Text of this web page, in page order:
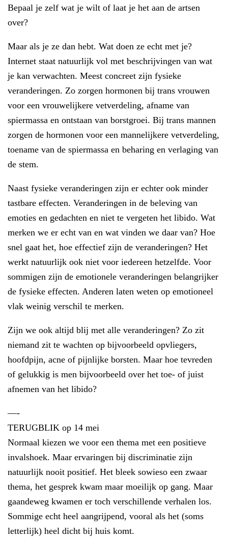
Bepaal je zelf wat je wilt of laat je het aan de artsen
over?
Maar als je ze dan hebt. Wat doen ze echt met je?
Internet staat natuurlijk vol met beschrijvingen van wat
je kan verwachten. Meest concreet zijn fysieke
veranderingen. Zo zorgen hormonen bij trans vrouwen
voor een vrouwelijkere vetverdeling, afname van
spiermassa en ontstaan van borstgroei. Bij trans mannen
zorgen de hormonen voor een mannelijkere vetverdeling,
toename van de spiermassa en beharing en verlaging van
de stem.
Naast fysieke veranderingen zijn er echter ook minder
tastbare effecten. Veranderingen in de beleving van
emoties en gedachten en niet te vergeten het libido. Wat
merken we er echt van en wat vinden we daar van? Hoe
snel gaat het, hoe effectief zijn de veranderingen? Het
werkt natuurlijk ook niet voor iedereen hetzelfde. Voor
sommigen zijn de emotionele veranderingen belangrijker
de fysieke effecten. Anderen laten weten op emotioneel
vlak weinig verschil te merken.
Zijn we ook altijd blij met alle veranderingen? Zo zit
niemand zit te wachten op bijvoorbeeld opvliegers,
hoofdpijn, acne of pijnlijke borsten. Maar hoe tevreden
of gelukkig is men bijvoorbeeld over het toe- of juist
afnemen van het libido?
—-
TERUGBLIK op 14 mei
Normaal kiezen we voor een thema met een positieve
invalshoek. Maar ervaringen bij discriminatie zijn
natuurlijk nooit positief. Het bleek sowieso een zwaar
thema, het gesprek kwam maar moeilijk op gang. Maar
gaandeweg kwamen er toch verschillende verhalen los.
Sommige echt heel aangrijpend, vooral als het (soms
letterlijk) heel dicht bij huis komt.